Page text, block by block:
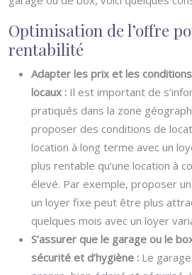
Optimisation de l’offre
rentabilité
Adapter les prix et les
locaux : Il est important de
pratiqués dans la zone
proposer des conditions de
location à long terme avec un
plus rentable qu’une location à
élevé. Par exemple, proposer
un loyer fixe peut être plus
quelques mois avec un loyer
S’assurer que le garage ou le
sécurité et d’hygiène : Le